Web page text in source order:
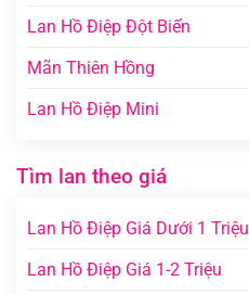
Lan Hồ Điệp Đột Biến
Mãn Thiên Hồng
Lan Hồ Điệp Mini
Tìm lan theo giá
Lan Hồ Điệp Giá Dưới 1 Triệu
Lan Hồ Điệp Giá 1-2 Triệu